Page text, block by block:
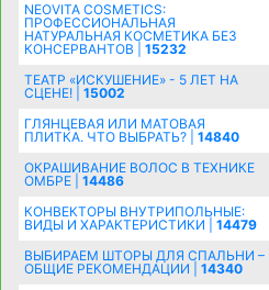
NEOVITA COSMETICS:
ПРОФЕССИОНАЛЬНАЯ
НАТУРАЛЬНАЯ КОСМЕТИКА БЕЗ
КОНСЕРВАНТОВ | 15232
ТЕАТР «ИСКУШЕНИЕ» - 5 ЛЕТ НА
СЦЕНЕ! | 15002
ГЛЯНЦЕВАЯ ИЛИ МАТОВАЯ
ПЛИТКА. ЧТО ВЫБРАТЬ? | 14840
ОКРАШИВАНИЕ ВОЛОС В ТЕХНИКЕ
ОМБРЕ | 14486
КОНВЕКТОРЫ ВНУТРИПОЛЬНЫЕ:
ВИДЫ И ХАРАКТЕРИСТИКИ | 14479
ВЫБИРАЕМ ШТОРЫ ДЛЯ СПАЛЬНИ –
ОБЩИЕ РЕКОМЕНДАЦИИ | 14340